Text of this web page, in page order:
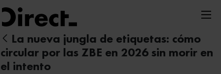
Nota:
este
sitio
web
incluye
un
La nueva jungla de etiquetas: cómo
circular por las ZBE en 2026 sin morir en
el intento